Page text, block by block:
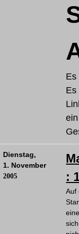
Es
Es
Dienstag,
1. November
2005
:
Auf